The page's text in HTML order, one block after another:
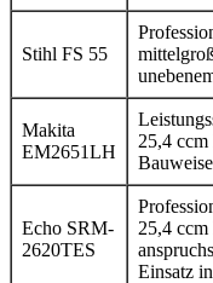
Stihl FS 55
Makita
EM2651LH
25,4
Echo SRM-
2620TES
25,4
Einsatz